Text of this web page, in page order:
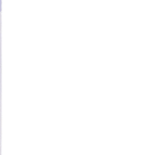
форматки
работ